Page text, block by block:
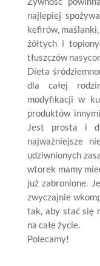
najlepiej
kefirów,
żółtych i
tłuszczów
Dieta
dla całej
modyfikacji w
produktów
Jest prosta i
najważniejsze
udziwnionych
wtorek mamy
już zabronione.
zwyczajnie
tak, aby stać się
na całe życie.
Polecamy!